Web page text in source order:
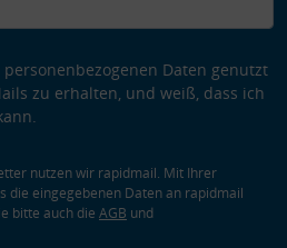
Daten genutzt
zu erhalten, und weiß, dass ich
nutzen wir rapidmail. Mit Ihrer
die eingegebenen Daten an rapidmail
bitte auch die AGB und